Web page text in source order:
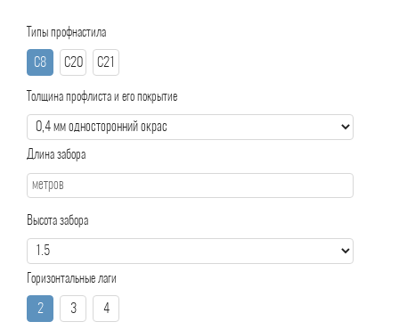
Типы профнастила
С8 С20 С21
Толщина профлиста и его покрытие
Длина забора
Высота забора
Горизонтальные лаги
2 3 4